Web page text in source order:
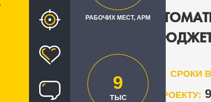
ВНЕДРЕНИЕ
СРОКИ
ТРУДОЗАТРАТЫ ПО ПРОЕКТУ:
РАБОЧИХ МЕСТ, АРМ
9
ТЫС